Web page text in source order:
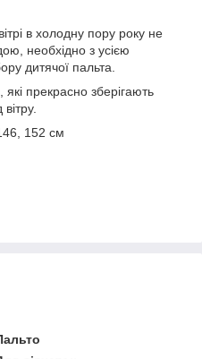
в холодну пору року не
необхідно з усією
дитячої пальта.
які прекрасно зберігають
152 см